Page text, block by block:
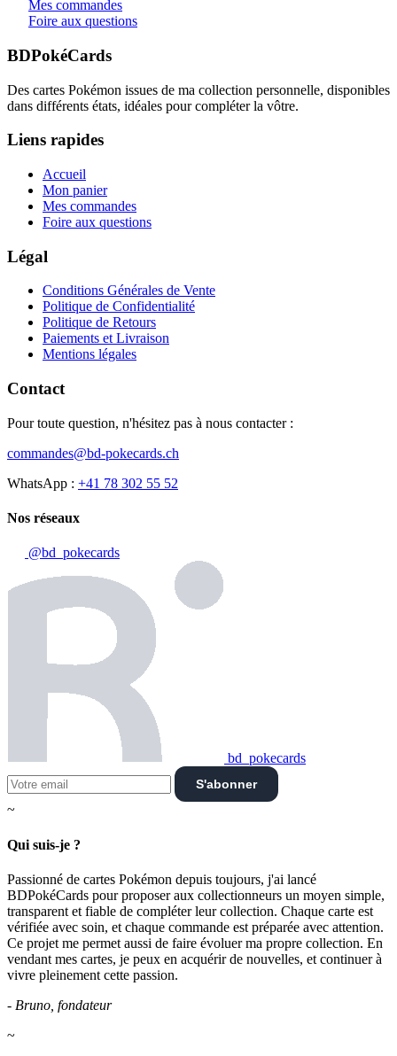
Mes commandes
Foire aux questions
BDPokéCards
Des cartes Pokémon issues de ma collection personnelle, disponibles
dans différents états, idéales pour compléter la vôtre.
Liens rapides
Accueil
Mon panier
Mes commandes
Foire aux questions
Légal
Conditions Générales de Vente
Politique de Confidentialité
Politique de Retours
Paiements et Livraison
Mentions légales
Contact
Pour toute question, n'hésitez pas à nous contacter :
commandes@bd-pokecards.ch
WhatsApp : +41 78 302 55 52
Nos réseaux
@bd_pokecards
bd_pokecards
S'abonner
~
Qui suis-je ?
Passionné de cartes Pokémon depuis toujours, j'ai lancé
BDPokéCards pour proposer aux collectionneurs un moyen simple,
transparent et fiable de compléter leur collection. Chaque carte est
vérifiée avec soin, et chaque commande est préparée avec attention.
Ce projet me permet aussi de faire évoluer ma propre collection. En
vendant mes cartes, je peux en acquérir de nouvelles, et continuer à
vivre pleinement cette passion.
- Bruno, fondateur
~